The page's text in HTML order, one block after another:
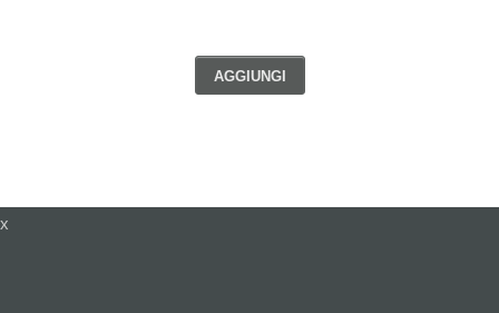
AGGIUNGI
x